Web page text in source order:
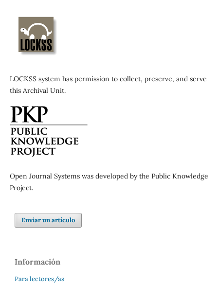
LOCKSS system has permission to collect, preserve, and serve
this Archival Unit.
Open Journal Systems was developed by the Public Knowledge
Project.
Enviar un artículo
Información
Para lectores/as